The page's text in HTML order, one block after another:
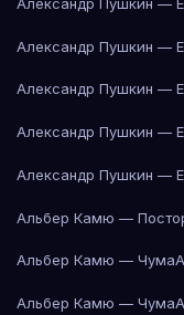
Александр Пушкин —
Александр Пушкин —
Александр Пушкин —
Александр Пушкин —
Альбер Камю —
Альбер Камю — Чума
Альбер Камю — Чума